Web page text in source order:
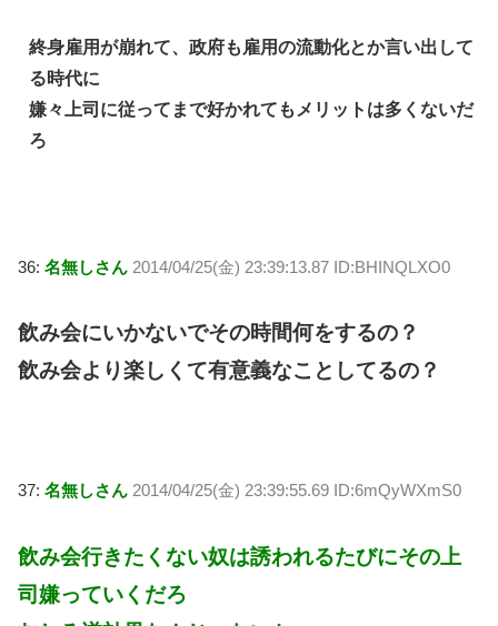
終身雇用が崩れて、政府も雇用の流動化とか言い出して
る時代に
嫌々上司に従ってまで好かれてもメリットは多くないだ
ろ
36: 名無しさん 2014/04/25(金) 23:39:13.87 ID:BHINQLXO0
飲み会にいかないでその時間何をするの？
飲み会より楽しくて有意義なことしてるの？
37: 名無しさん 2014/04/25(金) 23:39:55.69 ID:6mQyWXmS0
飲み会行きたくない奴は誘われるたびにその上
司嫌っていくだろ